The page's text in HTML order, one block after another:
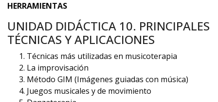
HERRAMIENTAS
UNIDAD DIDÁCTICA 10. PRINCIPALES
TÉCNICAS Y APLICACIONES
Técnicas más utilizadas en musicoterapia
La improvisación
Método GIM (Imágenes guiadas con música)
Juegos musicales y de movimiento